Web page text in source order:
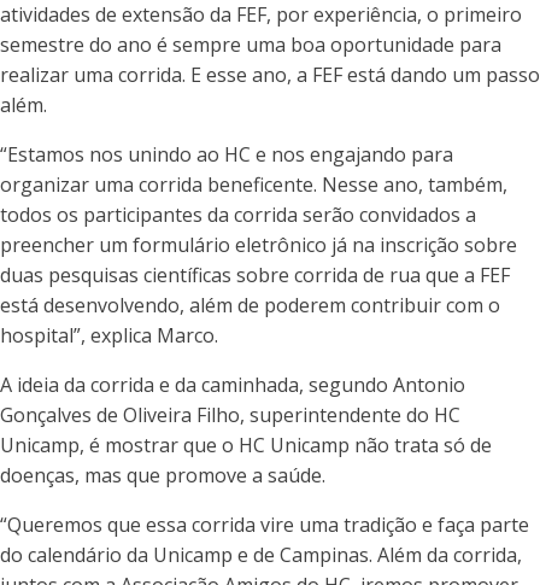
atividades de extensão da FEF, por experiência, o primeiro
semestre do ano é sempre uma boa oportunidade para
realizar uma corrida. E esse ano, a FEF está dando um passo
além.
“Estamos nos unindo ao HC e nos engajando para
organizar uma corrida beneficente. Nesse ano, também,
todos os participantes da corrida serão convidados a
preencher um formulário eletrônico já na inscrição sobre
duas pesquisas científicas sobre corrida de rua que a FEF
está desenvolvendo, além de poderem contribuir com o
hospital”, explica Marco.
A ideia da corrida e da caminhada, segundo Antonio
Gonçalves de Oliveira Filho, superintendente do HC
Unicamp, é mostrar que o HC Unicamp não trata só de
doenças, mas que promove a saúde.
“Queremos que essa corrida vire uma tradição e faça parte
do calendário da Unicamp e de Campinas. Além da corrida,